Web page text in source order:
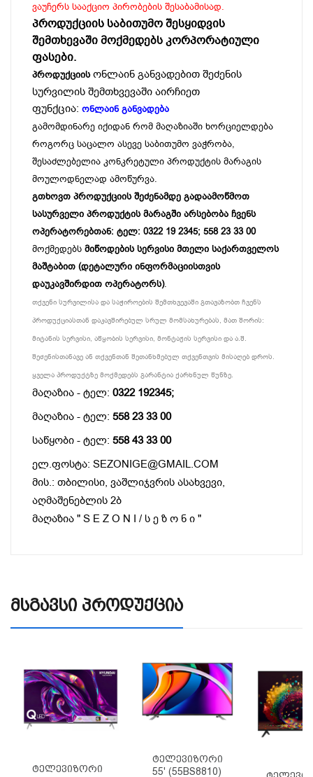
ვაუჩერს სააქციო პირობების შესაბამისად.
პროდუქციის საბითუმო შესყიდვის
შემთხევაში მოქმედებს კორპორატიული
ფასები.
პროდუქციის ონლაინ განვადებით შეძენის
სურვილის შემთხვევაში აირჩიეთ
ფუნქცია: ონლაინ განვადება
გამომდინარე იქიდან რომ მაღაზიაში ხორციელდება
როგორც საცალო ასევე საბითუმო ვაჭრობა,
შესაძლებელია კონკრეტული პროდუქტის მარაგის
მოულოდნელად ამოწურვა.
გთხოვთ პროდუქციის შეძენამდე გადაამოწმოთ
სასურველი პროდუქტის მარაგში არსებობა ჩვენს
ოპერატორებთან: ტელ: 0322 19 2345; 558 23 33 00
მოქმედებს მიწოდების სერვისი მთელი საქართველოს
მაშტაბით (დეტალური ინფორმაციისთვის
დაუკავშირდით ოპერატორს).
თქვენი სურვილისა და საჭიროების შემთხვევაში გთავაზობთ ჩვენს
პროდუქციასთან დაკავშირებულ სრულ მომსახურებას, მათ შორის:
მიტანის სერვისი, აწყობის სერვისი, მონტაჟის სერვისი და ა.შ.
შეძენისთანავე ან თქვენთან შეთანხმებულ თქვენთვის მისაღებ დროს.
ყველა პროდუქტზე მოქმედებს გარანტია ქარხნულ წუნზე.
მაღაზია - ტელ: 0322 192345;
მაღაზია - ტელ: 558 23 33 00
საწყობი - ტელ: 558 43 33 00
ელ.ფოსტა: SEZONIGE@GMAIL.COM
მის.: თბილისი, ვაშლიჯვრის ასახვევი,
აღმაშენებლის 2ბ
მაღაზია " S E Z O N I / ს ე ზ ო ნ ი "
Მსგავსი Პროდუქცია
Ტელევიზორი
Ტელევიზორი
55' (55BS8810)